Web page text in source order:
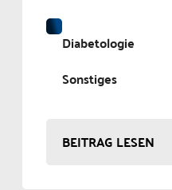
Diabetologie
Sonstiges
BEITRAG LESEN